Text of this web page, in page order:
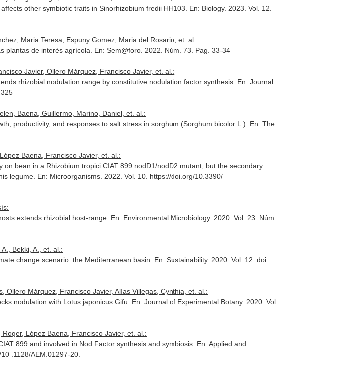
other symbiotic traits in Sinorhizobium fredii HH103. En: Biology. 2023. Vol. 12.
Maria Teresa, Espuny Gomez, Maria del Rosario, et. al.:
plantas de interés agrícola. En: Sem@foro . 2022. Núm. 73. Pag. 33-34
Javier, Ollero Márquez, Francisco Javier, et. al.:
rhizobial nodulation range by constitutive nodulation factor synthesis. En: Journal
Baena, Guillermo, Marino, Daniel, et. al.:
productivity, and responses to salt stress in sorghum (Sorghum bicolor L.). En: The
Baena, Francisco Javier, et. al.:
bean in a Rhizobium tropici CIAT 899 nodD1/nodD2 mutant, but the secondary
legume. En: Microorganisms . 2022. Vol. 10. https://doi.org/10.3390/
extends rhizobial host-range. En: Environmental Microbiology. 2020. Vol. 23. Núm.
Bekki, A., et. al.:
change scenario: the Mediterranean basin. En: Sustainability. 2020. Vol. 12. doi:
Ollero Márquez, Francisco Javier, Alías Villegas, Cynthia, et. al.:
nodulation with Lotus japonicus Gifu. En: Journal of Experimental Botany. 2020. Vol.
López Baena, Francisco Javier, et. al.:
899 and involved in Nod Factor synthesis and symbiosis. En: Applied and
.1128/AEM.01297-20.